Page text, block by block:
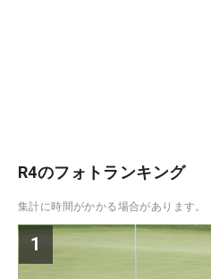
R4のフォトランキング
集計に時間がかかる場合があります。
1